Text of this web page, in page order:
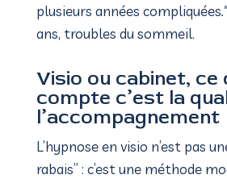
plusieurs années compliquées."
ans, troubles du sommeil.
Visio ou cabinet, ce
compte c’est la
l’accompagnement
L’hypnose en visio n’est pas
rabais” : c’est une méthode